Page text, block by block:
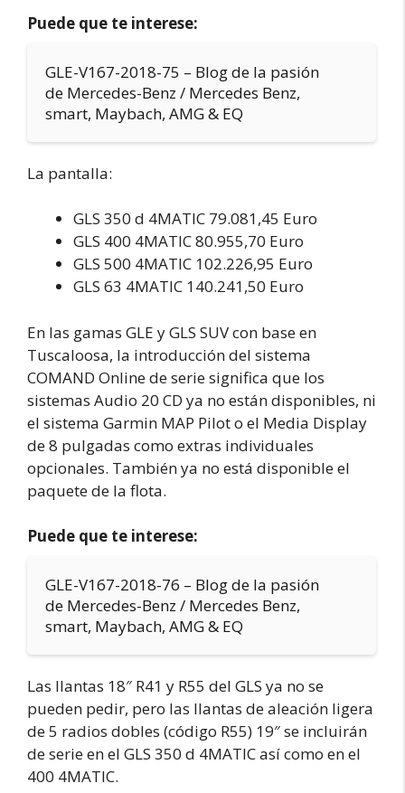
Puede que te interese:
GLE-V167-2018-75 – Blog de la pasión
de Mercedes-Benz / Mercedes Benz,
smart, Maybach, AMG & EQ
La pantalla:
GLS 350 d 4MATIC 79.081,45 Euro
GLS 400 4MATIC 80.955,70 Euro
GLS 500 4MATIC 102.226,95 Euro
GLS 63 4MATIC 140.241,50 Euro
En las gamas GLE y GLS SUV con base en
Tuscaloosa, la introducción del sistema
COMAND Online de serie significa que los
sistemas Audio 20 CD ya no están disponibles, ni
el sistema Garmin MAP Pilot o el Media Display
de 8 pulgadas como extras individuales
opcionales. También ya no está disponible el
paquete de la flota.
Puede que te interese:
GLE-V167-2018-76 – Blog de la pasión
de Mercedes-Benz / Mercedes Benz,
smart, Maybach, AMG & EQ
Las llantas 18″ R41 y R55 del GLS ya no se
pueden pedir, pero las llantas de aleación ligera
de 5 radios dobles (código R55) 19″ se incluirán
de serie en el GLS 350 d 4MATIC así como en el
400 4MATIC.